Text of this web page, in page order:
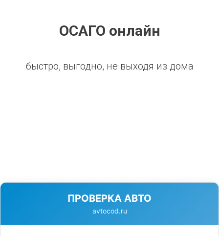
ОСАГО онлайн
быстро, выгодно, не выходя из дома
ПРОВЕРКА АВТО
avtocod.ru